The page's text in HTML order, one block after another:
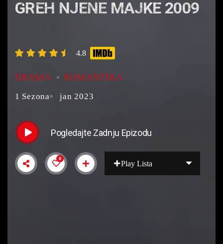
GREH NJENE MAJKE 2009
4.8
DRAMA ROMANTIKA
1 Sezona jan 2023
Pogledajte Zadnju Epizodu
0
Play Lista